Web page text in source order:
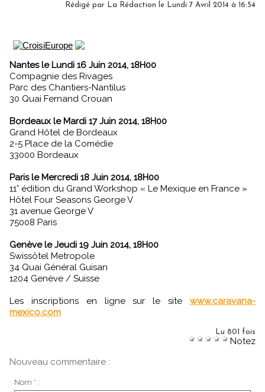
Rédigé par La Rédaction le Lundi 7 Avril 2014 à 16:54
Nantes le Lundi 16 Juin 2014, 18H00
Compagnie des Rivages
Parc des Chantiers-Nantilus
30 Quai Fernand Crouan
Bordeaux le Mardi 17 Juin 2014, 18H00
Grand Hôtel de Bordeaux
2-5 Place de la Comédie
33000 Bordeaux
Paris le Mercredi 18 Juin 2014, 18H00
11° édition du Grand Workshop « Le Mexique en France »
Hôtel Four Seasons George V
31 avenue George V
75008 Paris
Genève le Jeudi 19 Juin 2014, 18H00
Swissôtel Metropole
34 Quai Général Guisan
1204 Genève / Suisse
Les inscriptions en ligne sur le site www.caravana-
mexico.com
Lu 801 fois
Notez
Nouveau commentaire :
Nom * :